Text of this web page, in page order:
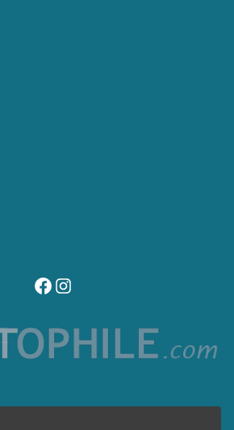
visitez notre page facebook
suivez notre compte instagram